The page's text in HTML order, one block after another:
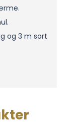
og 3 m sort